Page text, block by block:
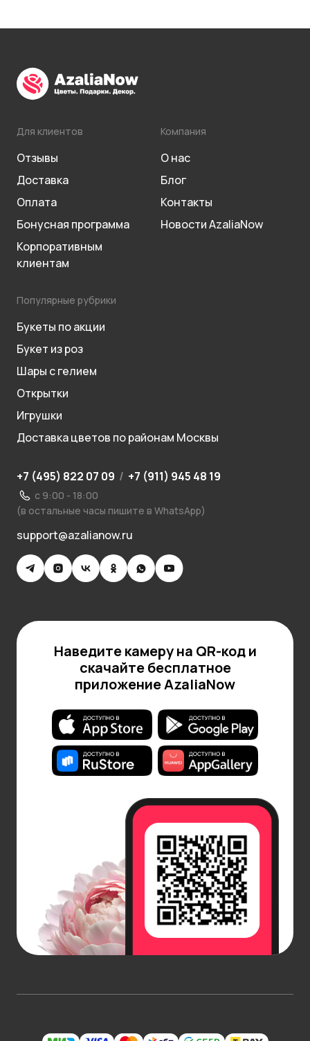
Для клиентов
Отзывы
Доставка
Оплата
Бонусная программа
Корпоративным
клиентам
Компания
О нас
Блог
Контакты
Новости AzaliaNow
Популярные рубрики
Букеты по акции
Букет из роз
Шары с гелием
Открытки
Игрушки
Доставка цветов по районам Москвы
+7 (495) 822 07 09 / +7 (911) 945 48 19
с 9:00 - 18:00
(в остальные часы пишите в WhatsApp)
support@azalianow.ru
Наведите камеру на QR-код и
скачайте бесплатное
приложение AzaliaNow